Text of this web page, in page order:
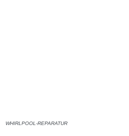
WHIRLPOOL-REPARATUR